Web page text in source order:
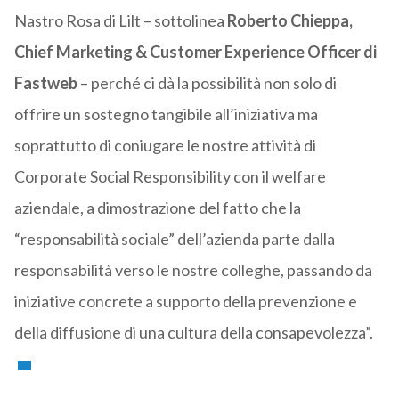
Nastro Rosa di Lilt – sottolinea Roberto Chieppa,
Chief Marketing & Customer Experience Officer di
Fastweb– perché ci dà la possibilità non solo di
offrire un sostegno tangibile all’iniziativa ma
soprattutto di coniugare le nostre attività di
Corporate Social Responsibility con il welfare
aziendale, a dimostrazione del fatto che la
“responsabilità sociale” dell’azienda parte dalla
responsabilità verso le nostre colleghe, passando da
iniziative concrete a supporto della prevenzione e
della diffusione di una cultura della consapevolezza”.